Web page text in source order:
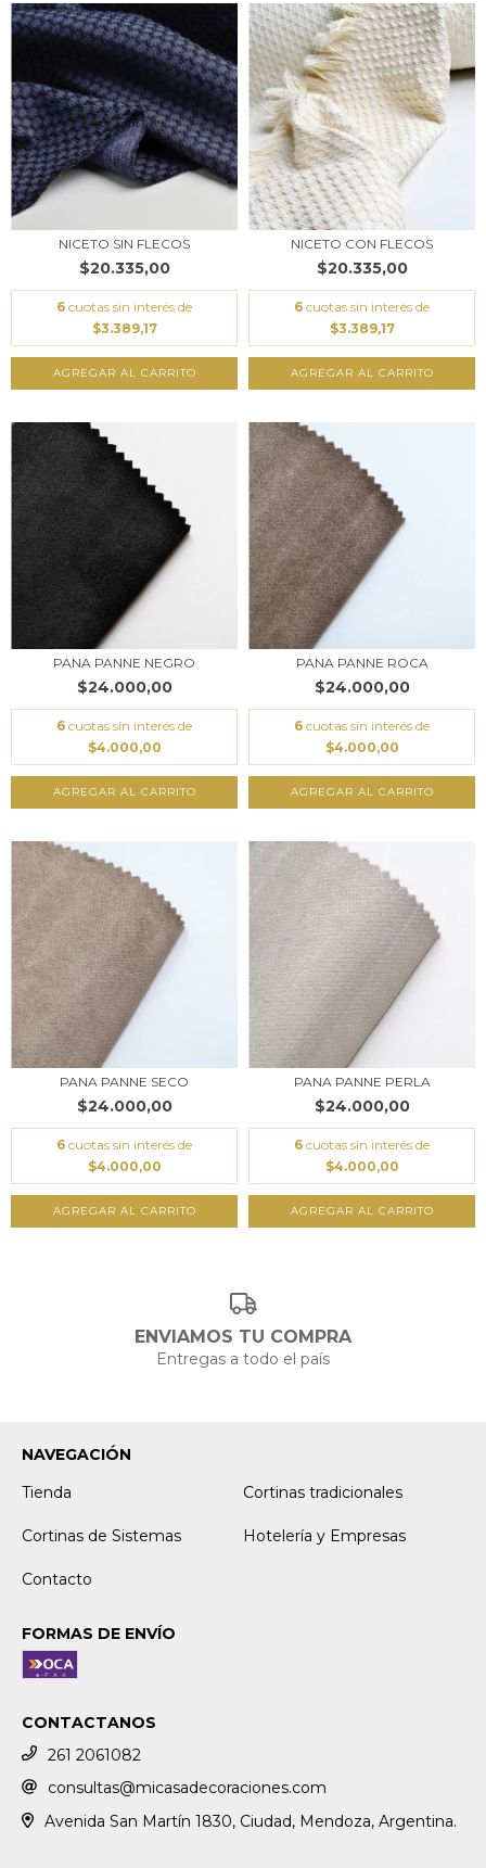
NICETO SIN FLECOS
$20.335,00
6 cuotas sin interés de
$3.389,17
AGREGAR AL CARRITO
NICETO CON FLECOS
$20.335,00
6 cuotas sin interés de
$3.389,17
AGREGAR AL CARRITO
PANA PANNE NEGRO
$24.000,00
6 cuotas sin interés de
$4.000,00
AGREGAR AL CARRITO
PANA PANNE ROCA
$24.000,00
6 cuotas sin interés de
$4.000,00
AGREGAR AL CARRITO
PANA PANNE SECO
$24.000,00
6 cuotas sin interés de
$4.000,00
AGREGAR AL CARRITO
PANA PANNE PERLA
$24.000,00
6 cuotas sin interés de
$4.000,00
AGREGAR AL CARRITO
ENVIAMOS TU COMPRA
Entregas a todo el país
NAVEGACIÓN
Tienda
Cortinas tradicionales
Cortinas de Sistemas Hotelería y Empresas
Contacto
FORMAS DE ENVÍO
CONTACTANOS
261 2061082
consultas@micasadecoraciones.com
Avenida San Martín 1830, Ciudad, Mendoza, Argentina.